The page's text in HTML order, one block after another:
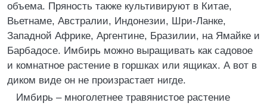
объема. Пряность также культивируют в Китае,
Вьетнаме, Австралии, Индонезии, Шри-Ланке,
Западной Африке, Аргентине, Бразилии, на Ямайке и
Барбадосе. Имбирь можно выращивать как садовое
и комнатное растение в горшках или ящиках. А вот в
диком виде он не произрастает нигде.
Имбирь – многолетнее травянистое растение